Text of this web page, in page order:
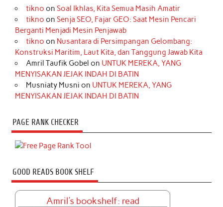
tikno on Soal Ikhlas, Kita Semua Masih Amatir
tikno on Senja SEO, Fajar GEO: Saat Mesin Pencari
Berganti Menjadi Mesin Penjawab
tikno on Nusantara di Persimpangan Gelombang:
Konstruksi Maritim, Laut Kita, dan Tanggung Jawab Kita
Amril Taufik Gobel on UNTUK MEREKA, YANG
MENYISAKAN JEJAK INDAH DI BATIN
Musniaty Musni on UNTUK MEREKA, YANG
MENYISAKAN JEJAK INDAH DI BATIN
PAGE RANK CHECKER
GOOD READS BOOK SHELF
Amril's bookshelf: read